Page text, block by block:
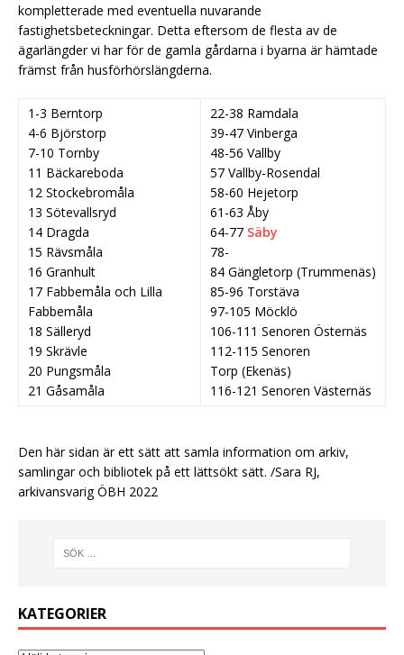
kompletterade med eventuella nuvarande
fastighetsbeteckningar. Detta eftersom de flesta av de
ägarlängder vi har för de gamla gårdarna i byarna är hämtade
främst från husförhörslängderna.
1-3 Berntorp
4-6 Björstorp
7-10 Tornby
11 Bäckareboda
12 Stockebromåla
13 Sötevallsryd
14 Dragda
15 Rävsmåla
16 Granhult
17 Fabbemåla och Lilla
Fabbemåla
18 Sälleryd
19 Skrävle
20 Pungsmåla
21 Gåsamåla
22-38 Ramdala
39-47 Vinberga
48-56 Vallby
57 Vallby-Rosendal
58-60 Hejetorp
61-63 Åby
64-77 Säby
78-
84 Gängletorp (Trummenäs)
85-96 Torstäva
97-105 Möcklö
106-111 Senoren Östernäs
112-115 Senoren
Torp (Ekenäs)
116-121 Senoren Västernäs
Den här sidan är ett sätt att samla information om arkiv,
samlingar och bibliotek på ett lättsökt sätt. /Sara RJ,
arkivansvarig ÖBH 2022
KATEGORIER